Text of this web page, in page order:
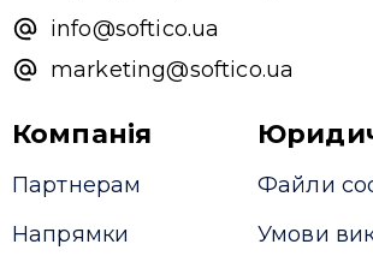
info@softico.ua
marketing@softico.ua
Компанія
Партнерам
Напрямки
Файли
Умови